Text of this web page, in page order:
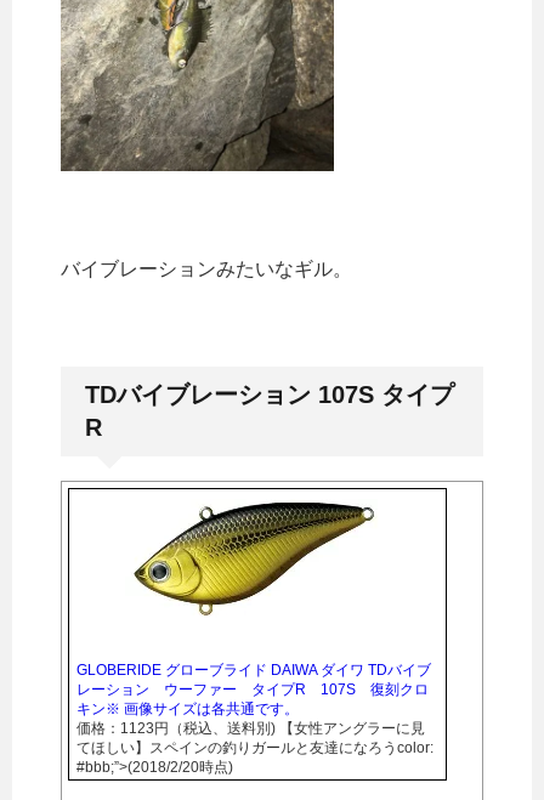
バイブレーションみたいなギル。
TDバイブレーション 107S タイプ
R
GLOBERIDE グローブライド DAIWA ダイワ TDバイブ
レーション ウーファー タイプR 107S 復刻クロ
キン※ 画像サイズは各共通です。
価格：1123円（税込、送料別) 【女性アングラーに見
てほしい】スペインの釣りガールと友達になろうcolor:
#bbb;”>(2018/2/20時点)